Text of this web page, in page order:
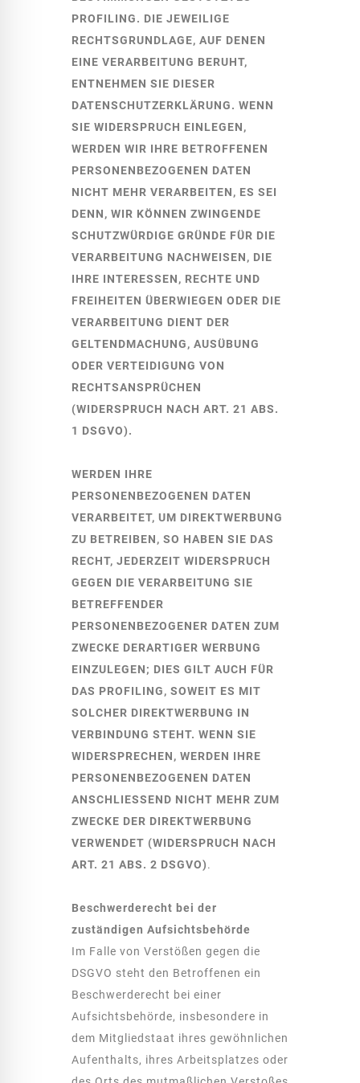
PROFILING. DIE JEWEILIGE
RECHTSGRUNDLAGE, AUF DENEN
EINE VERARBEITUNG BERUHT,
ENTNEHMEN SIE DIESER
DATENSCHUTZERKLÄRUNG. WENN
SIE WIDERSPRUCH EINLEGEN,
WERDEN WIR IHRE BETROFFENEN
PERSONENBEZOGENEN DATEN
NICHT MEHR VERARBEITEN, ES SEI
DENN, WIR KÖNNEN ZWINGENDE
SCHUTZWÜRDIGE GRÜNDE FÜR DIE
VERARBEITUNG NACHWEISEN, DIE
IHRE INTERESSEN, RECHTE UND
FREIHEITEN ÜBERWIEGEN ODER DIE
VERARBEITUNG DIENT DER
GELTENDMACHUNG, AUSÜBUNG
ODER VERTEIDIGUNG VON
RECHTSANSPRÜCHEN
(WIDERSPRUCH NACH ART. 21 ABS.
1 DSGVO).
WERDEN IHRE
PERSONENBEZOGENEN DATEN
VERARBEITET, UM DIREKTWERBUNG
ZU BETREIBEN, SO HABEN SIE DAS
RECHT, JEDERZEIT WIDERSPRUCH
GEGEN DIE VERARBEITUNG SIE
BETREFFENDER
PERSONENBEZOGENER DATEN ZUM
ZWECKE DERARTIGER WERBUNG
EINZULEGEN; DIES GILT AUCH FÜR
DAS PROFILING, SOWEIT ES MIT
SOLCHER DIREKTWERBUNG IN
VERBINDUNG STEHT. WENN SIE
WIDERSPRECHEN, WERDEN IHRE
PERSONENBEZOGENEN DATEN
ANSCHLIESSEND NICHT MEHR ZUM
ZWECKE DER DIREKTWERBUNG
VERWENDET (WIDERSPRUCH NACH
ART. 21 ABS. 2 DSGVO).
Beschwerde­recht bei der
zuständigen Aufsichts­behörde
Im Falle von Verstößen gegen die
DSGVO steht den Betroffenen ein
Beschwerderecht bei einer
Aufsichtsbehörde, insbesondere in
dem Mitgliedstaat ihres gewöhnlichen
Aufenthalts, ihres Arbeitsplatzes oder